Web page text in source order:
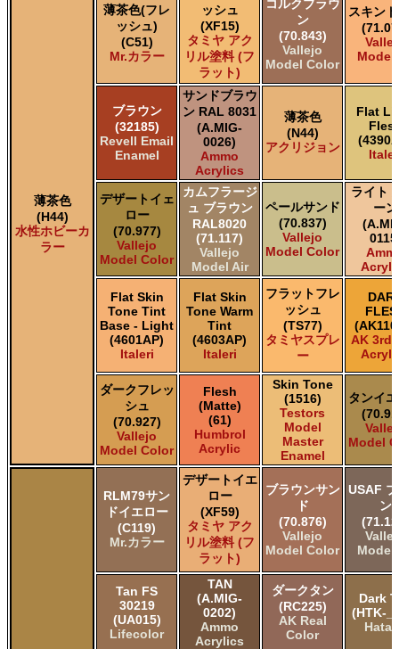
薄茶色
(H44)
水性ホビーカ
ラー
薄茶色(フレ
ッシュ)
(C51)
Mr.カラー
ッシュ
(XF15)
タミヤ アク
リル塗料 (フ
ラット)
コルクブラウ
ン
(70.843)
Vallejo
Model Color
スキン
Model
ブラウン
(32185)
Revell Email
Enamel
サンドブラウ
ン RAL 8031
(A.MIG-
0026)
Ammo
Acrylics
薄茶色
(N44)
アクリジョン
Flat
デザートイェ
ロー
(70.977)
Vallejo
Model Color
カムフラージ
ュ ブラウン
RAL8020
(71.117)
Vallejo
Model Air
ペールサンド
(70.837)
Vallejo
Model Color
ライト
ーン
Flat Skin
Tone Tint
Base - Light
(4601AP)
Italeri
Flat Skin
Tone Warm
Tint
(4603AP)
Italeri
フラットフレ
ッシュ
(TS77)
タミヤスプレ
ー
AK 3rd
ダークフレッ
シュ
(70.927)
Vallejo
Model Color
Flesh
(Matte)
(61)
Humbrol
Acrylic
Skin Tone
(1516)
Testors
Model
Master
Enamel
タンイ
Model
RLM79サン
ドイエロー
(C119)
Mr.カラー
デザートイエ
ロー
(XF59)
タミヤ アク
リル塗料 (フ
ラット)
ブラウンサン
ド
(70.876)
Vallejo
Model Color
USAF
ン
Model
Tan FS
30219
(UA015)
Lifecolor
TAN
(A.MIG-
0202)
Ammo
Acrylics
ダークタン
(RC225)
AK Real
Color
Dark
(HTK-